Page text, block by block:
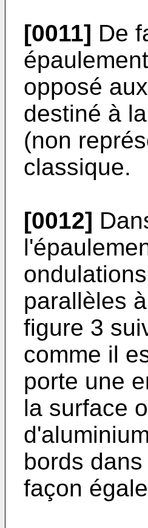
[0011] De
opposé
destiné à
(non
classique.
[0012]
parallèles
figure 3
comme il
porte une
la surface
bords
façon